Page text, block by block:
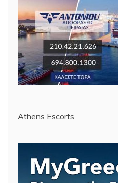
Athens Escorts